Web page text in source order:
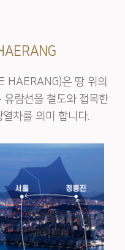
HAERANG)은 땅 위의
유람선을철도와 접목한
차를 의미 합니다.